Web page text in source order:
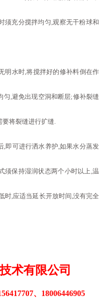
须充分搅拌均匀,观察无干粉球和
明水时,将搅拌好的修补料倒在作
匀,避免出现空洞和断层;修补裂缝
要将裂缝进行扩缝.
,即可进行洒水养护,如果水分蒸发
须保持湿润状态两个小时以上 ,温
时,应适当延长开放时间,没有完全
术有限公司
、18006446905